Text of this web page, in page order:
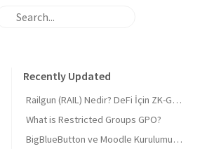
Recently Updated
Railgun (RAIL) Nedir? DeFi İçin ZK-Gizliliği ve 'Masumiyet Kanıtı'
What is Restricted Groups GPO?
BigBlueButton ve Moodle Kurulumu 2026 Derinlemesine 🎓 BigBlueButton and Moodle Installation 2026 In-depth 🎓